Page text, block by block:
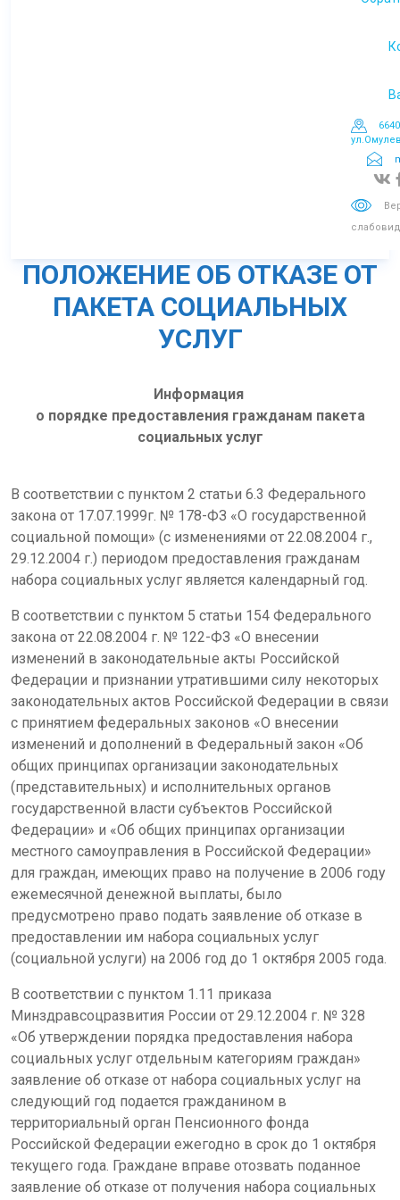
ПОЛОЖЕНИЕ ОБ ОТКАЗЕ ОТ
ПАКЕТА СОЦИАЛЬНЫХ
УСЛУГ
Информация
о порядке предоставления гражданам пакета
социальных услуг
В соответствии с пунктом 2 статьи 6.3 Федерального
закона от 17.07.1999г. № 178-ФЗ «О государственной
социальной помощи» (с изменениями от 22.08.2004 г.,
29.12.2004 г.) периодом предоставления гражданам
набора социальных услуг является календарный год.
В соответствии с пунктом 5 статьи 154 Федерального
закона от 22.08.2004 г. № 122-ФЗ «О внесении
изменений в законодательные акты Российской
Федерации и признании утратившими силу некоторых
законодательных актов Российской Федерации в связи
с принятием федеральных законов «О внесении
изменений и дополнений в Федеральный закон «Об
общих принципах организации законодательных
(представительных) и исполнительных органов
государственной власти субъектов Российской
Федерации» и «Об общих принципах организации
местного самоуправления в Российской Федерации»
для граждан, имеющих право на получение в 2006 году
ежемесячной денежной выплаты, было
предусмотрено право подать заявление об отказе в
предоставлении им набора социальных услуг
(социальной услуги) на 2006 год до 1 октября 2005 года.
В соответствии с пунктом 1.11 приказа
Минздравсоцразвития России от 29.12.2004 г. № 328
«Об утверждении порядка предоставления набора
социальных услуг отдельным категориям граждан»
заявление об отказе от набора социальных услуг на
следующий год подается гражданином в
территориальный орган Пенсионного фонда
Российской Федерации ежегодно в срок до 1 октября
текущего года. Граждане вправе отозвать поданное
заявление об отказе от получения набора социальных